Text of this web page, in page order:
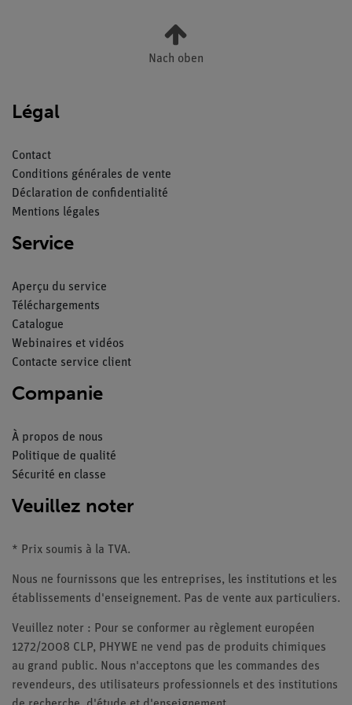
Nach oben
Légal
Contact
Conditions générales de vente
Déclaration de confidentialité
Mentions légales
Service
Aperçu du service
Téléchargements
Catalogue
Webinaires et vidéos
Contacte service client
Companie
À propos de nous
Politique de qualité
Sécurité en classe
Veuillez noter
* Prix soumis à la TVA.
Nous ne fournissons que les entreprises, les institutions et les
établissements d'enseignement. Pas de vente aux particuliers.
Veuillez noter : Pour se conformer au règlement européen
1272/2008 CLP, PHYWE ne vend pas de produits chimiques
au grand public. Nous n'acceptons que les commandes des
revendeurs, des utilisateurs professionnels et des institutions